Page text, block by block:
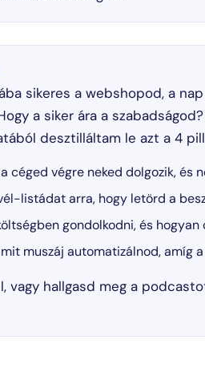
sikeres a webshopod, a
a siker ára a
desztilláltam le azt a 4
céged végre neked dolgozik, és
listádat arra, hogy letörd a
gondolkodni, és
muszáj automatizálnod, amíg
vagy hallgasd meg a